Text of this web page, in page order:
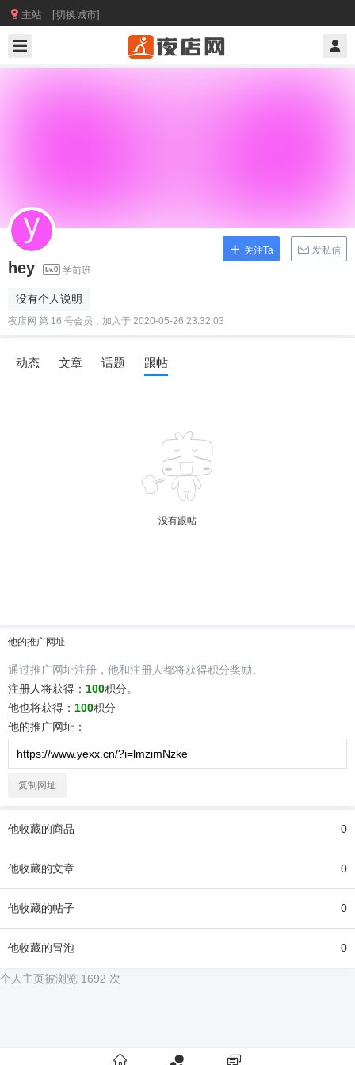
主站 [切换城市]
hey 学前班
没有个人说明
夜店网 第 16 号会员，加入于 2020-05-26 23:32:03
关注Ta 发私信
动态 文章 话题 跟帖
没有跟帖
他的推广网址
通过推广网址注册， 他和注册人都将获得积分奖励。
注册人将获得： 100积分。
他也将获得： 100积分
他的推广网址：
复制网址
他收藏的商品 0
他收藏的文章 0
他收藏的帖子 0
他收藏的冒泡 0
个人主页被浏览 1692 次

QQ登录 微博登录